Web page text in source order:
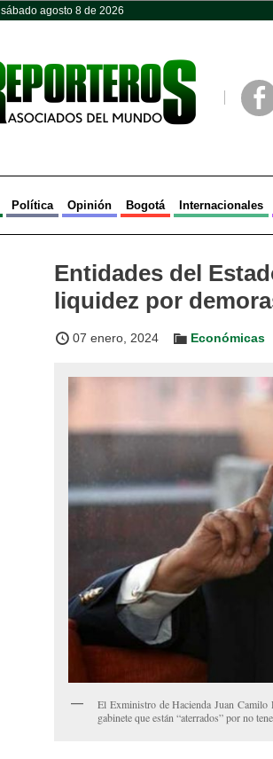
sábado agosto 8 de 2026
Política Opinión Bogotá Internacionales
Entidades del
liquidez por
07 enero, 2024 Económicas
El Exministro de Hacienda Juan Camilo
gabinete que están “aterrados” por no
Opinión Política